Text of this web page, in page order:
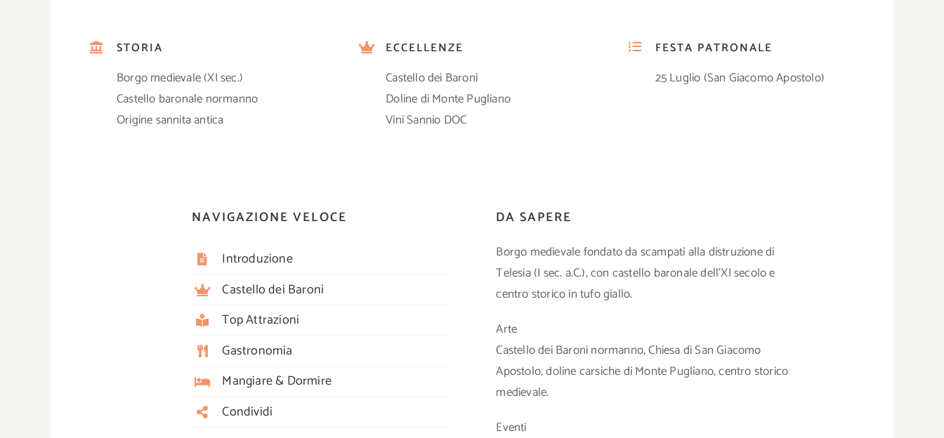
STORIA
Borgo medievale (XI sec.)
Castello baronale normanno
Origine sannita antica
ECCELLENZE
Castello dei Baroni
Doline di Monte Pugliano
Vini Sannio DOC
FESTA PATRONALE
25 Luglio (San Giacomo Apostolo)
NAVIGAZIONE VELOCE
Introduzione
Castello dei Baroni
Top Attrazioni
Gastronomia
Mangiare & Dormire
Condividi
DA SAPERE
Borgo medievale fondato da scampati alla distruzione di
Telesia (I sec. a.C.), con castello baronale dell’XI secolo e
centro storico in tufo giallo.
Arte
Castello dei Baroni normanno, Chiesa di San Giacomo
Apostolo, doline carsiche di Monte Pugliano, centro storico
medievale.
Eventi